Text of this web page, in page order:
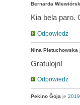
Bernarda
Kia bela paro.
Odpowiedz
Nina Pietuchowska
Gratulojn!
Odpowiedz
Pekino Ĝoja je